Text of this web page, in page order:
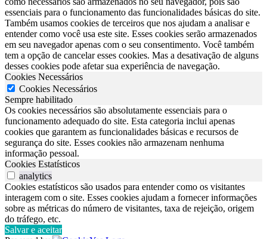
essenciais para o funcionamento das funcionalidades básicas do site.
Também usamos cookies de terceiros que nos ajudam a analisar e
entender como você usa este site. Esses cookies serão armazenados
em seu navegador apenas com o seu consentimento. Você também
tem a opção de cancelar esses cookies. Mas a desativação de alguns
desses cookies pode afetar sua experiência de navegação.
Cookies Necessários
Cookies Necessários
Sempre habilitado
Os cookies necessários são absolutamente essenciais para o
funcionamento adequado do site. Esta categoria inclui apenas
cookies que garantem as funcionalidades básicas e recursos de
segurança do site. Esses cookies não armazenam nenhuma
informação pessoal.
Cookies Estatísticos
analytics
Cookies estatísticos são usados para entender como os visitantes
interagem com o site. Esses cookies ajudam a fornecer informações
sobre as métricas do número de visitantes, taxa de rejeição, origem
do tráfego, etc.
Salvar e aceitar